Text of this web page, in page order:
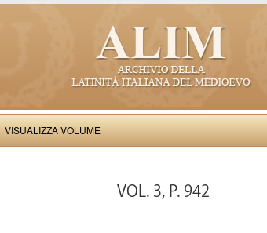
VISUALIZZA VOLUME
VOL. 3, P. 942